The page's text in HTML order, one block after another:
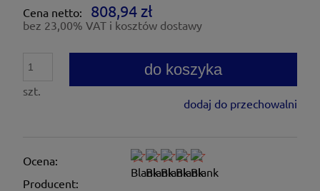
Cena netto:
808,94 zł
bez 23,00% VAT i kosztów dostawy
szt.
do koszyka
dodaj do przechowalni
Ocena:
Producent: